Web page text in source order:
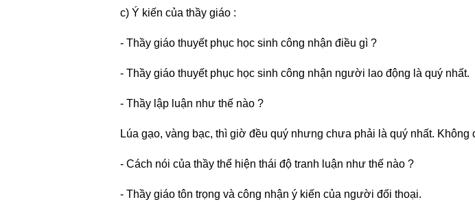
c) Ý kiến của thầy giáo :
- Thầy giáo thuyết phục học sinh công nhận điều gì ?
- Thầy giáo thuyết phục học sinh công nhận người lao động là quý nhất.
- Thầy lập luận như thế nào ?
Lúa gạo, vàng bạc, thì giờ đều quý nhưng chưa phải là quý nhất.
- Cách nói của thầy thể hiện thái độ tranh luận như thế nào ?
- Thầy giáo tôn trọng và công nhận ý kiến của người đối thoại.